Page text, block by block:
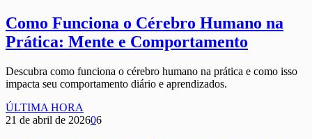
Como Funciona o Cérebro Humano na
Prática: Mente e Comportamento
Descubra como funciona o cérebro humano na prática e como isso
impacta seu comportamento diário e aprendizados.
ÚLTIMA HORA
21 de abril de 202606